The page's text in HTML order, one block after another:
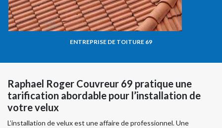
ENTREPRISE DE TOITURE 69
Raphael Roger Couvreur 69 pratique une
tarification abordable pour l’installation de
votre velux
L’installation de velux est une affaire de professionnel. Une